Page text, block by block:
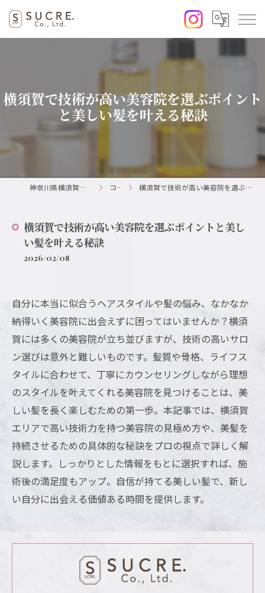
横須賀で技術が高い美容院を選ぶポイント
と美しい髪を叶える秘訣
神奈川県横須賀の美容室ならSUCRE. コラム 横須賀で技術が高い美容院を選ぶポイントと美しい髪を叶える秘訣
横須賀で技術が高い美容院を選ぶポイントと美し
い髪を叶える秘訣
2026/02/08
自分に本当に似合うヘアスタイルや髪の悩み、なかなか
納得いく美容院に出会えずに困ってはいませんか？横須
賀には多くの美容院が立ち並びますが、技術の高いサロ
ン選びは意外と難しいものです。髪質や骨格、ライフス
タイルに合わせて、丁寧にカウンセリングしながら理想
のスタイルを叶えてくれる美容院を見つけることは、美
しい髪を長く楽しむための第一歩。本記事では、横須賀
エリアで高い技術力を持つ美容院の見極め方や、美髪を
持続させるための具体的な秘訣をプロの視点で詳しく解
説します。しっかりとした情報をもとに選択すれば、施
術後の満足度もアップ。自信が持てる美しい髪で、新し
い自分に出会える価値ある時間を提供します。